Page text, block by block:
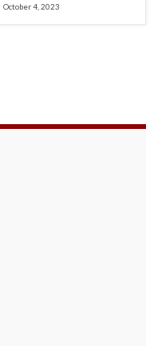
October 4, 2023